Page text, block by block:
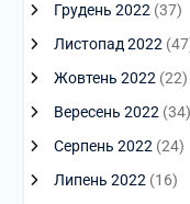
Грудень 2022(37)
Листопад 2022
Жовтень 2022(22)
Вересень 2022(34)
Серпень 2022(24)
Липень 2022(16)